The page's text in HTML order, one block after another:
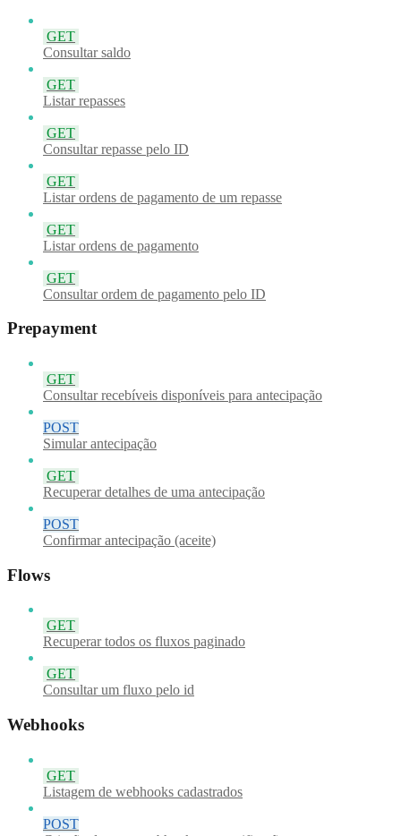
GET
Consultar saldo
GET
Listar repasses
GET
Consultar repasse pelo ID
GET
Listar ordens de pagamento de um repasse
GET
Listar ordens de pagamento
GET
Consultar ordem de pagamento pelo ID
Prepayment
GET
Consultar recebíveis disponíveis para antecipação
POST
Simular antecipação
GET
Recuperar detalhes de uma antecipação
POST
Confirmar antecipação (aceite)
Flows
GET
Recuperar todos os fluxos paginado
GET
Consultar um fluxo pelo id
Webhooks
GET
Listagem de webhooks cadastrados
POST